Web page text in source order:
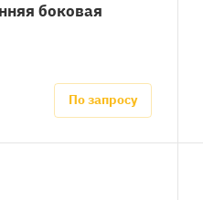
боковая
По запросу